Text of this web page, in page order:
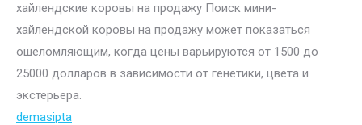
хайлендские коровы на продажу Поиск мини-
хайлендской коровы на продажу может показаться
ошеломляющим, когда цены варьируются от 1500 до
25000 долларов в зависимости от генетики, цвета и
экстерьера.
demasipta